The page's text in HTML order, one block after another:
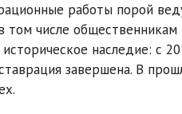
работы порой
том числе общественникам
наследие: с
завершена. В